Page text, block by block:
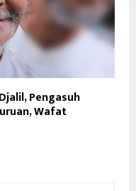
Pengasuh
Wafat